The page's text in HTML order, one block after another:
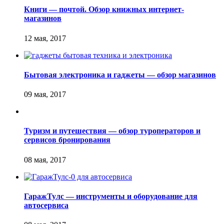
Книги — почтой. Обзор книжных интернет-
магазинов
Бытовая электроника и гаджеты — обзор магазинов
Туризм и путешествия — обзор туроператоров и
сервисов бронирования
ГаражТулс — инструменты и оборудование для
автосервиса